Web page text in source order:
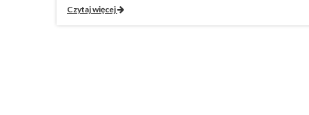
Czytaj więcej